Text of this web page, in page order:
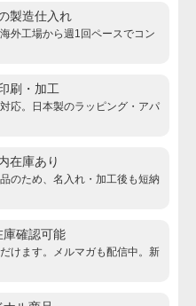
製造仕入れ
外工場から週1回ペースでコン
刷・加工
応。日本製のラッピング・アパ
在庫あり
のため、名入れ・加工後も短納
庫確認可能
けます。メルマガも配信中。新